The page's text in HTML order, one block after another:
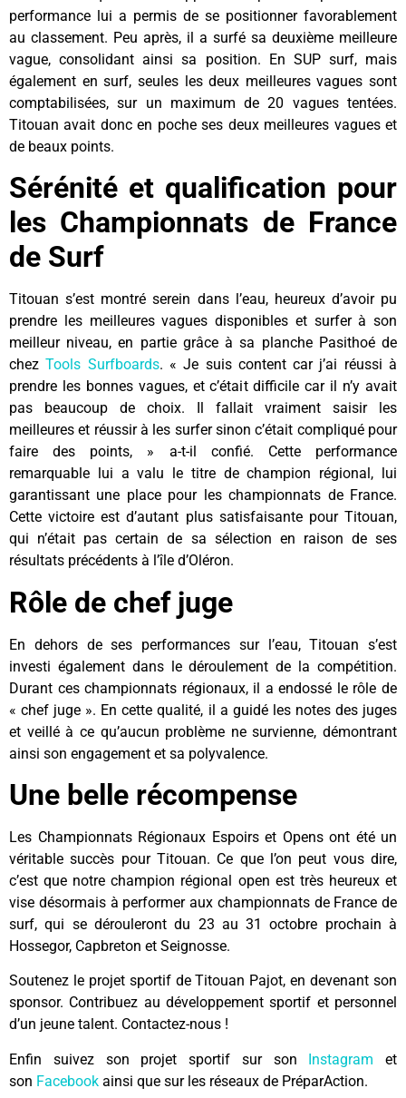
performance lui a permis de se positionner favorablement
au classement. Peu après, il a surfé sa deuxième meilleure
vague, consolidant ainsi sa position. En SUP surf, mais
également en surf, seules les deux meilleures vagues sont
comptabilisées, sur un maximum de 20 vagues tentées.
Titouan avait donc en poche ses deux meilleures vagues et
de beaux points.
Sérénité et qualification pour
les Championnats de France
de Surf
Titouan s’est montré serein dans l’eau, heureux d’avoir pu
prendre les meilleures vagues disponibles et surfer à son
meilleur niveau, en partie grâce à sa planche Pasithoé de
chezTools Surfboards. « Je suis content car j’ai réussi à
prendre les bonnes vagues, et c’était difficile car il n’y avait
pas beaucoup de choix. Il fallait vraiment saisir les
meilleures et réussir à les surfer sinon c’était compliqué pour
faire des points, » a-t-il confié. Cette performance
remarquable lui a valu le titre de champion régional, lui
garantissant une place pour les championnats de France.
Cette victoire est d’autant plus satisfaisante pour Titouan,
qui n’était pas certain de sa sélection en raison de ses
résultats précédents à l’île d’Oléron.
Rôle de chef juge
En dehors de ses performances sur l’eau, Titouan s’est
investi également dans le déroulement de la compétition.
Durant ces championnats régionaux, il a endossé le rôle de
« chef juge ». En cette qualité, il a guidé les notes des juges
et veillé à ce qu’aucun problème ne survienne, démontrant
ainsi son engagement et sa polyvalence.
Une belle récompense
Les Championnats Régionaux Espoirs et Opens ont été un
véritable succès pour Titouan. Ce que l’on peut vous dire,
c’est que notre champion régional open est très heureux et
vise désormais à performer aux championnats de France de
surf, qui se dérouleront du 23 au 31 octobre prochain à
Hossegor, Capbreton et Seignosse.
Soutenez le projet sportif de Titouan Pajot, en devenant son
sponsor. Contribuez au développement sportif et personnel
d’un jeune talent. Contactez-nous !
Enfin suivez son projet sportif sur son Instagram et
son Facebook ainsi que sur les réseaux de PréparAction.